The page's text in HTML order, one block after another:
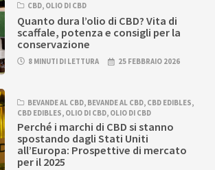
CBD, OLIO DI CBD
Quanto dura l’olio di CBD? Vita di
scaffale, potenza e consigli per la
conservazione
8 MINUTI DI LETTURA 25 FEBBRAIO 2026
BEVANDE AL CBD, BEVANDE AL CBD, CBD EDIBLES,
CBD EDIBLES, OLIO DI CBD, OLIO DI CBD
Perché i marchi di CBD si stanno
spostando dagli Stati Uniti
all’Europa: Prospettive di mercato
per il 2025